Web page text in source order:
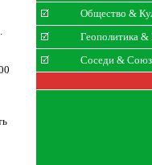
Общество &
Геополитика
Соседи &